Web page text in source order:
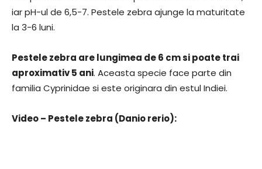
iar pH-ul de 6,5-7. Pestele zebra ajunge la maturitate
la 3-6 luni.
Pestele zebra are lungimea de 6 cm si poate trai
aproximativ 5 ani. Aceasta specie face parte din
familia Cyprinidae si este originara din estul Indiei.
Video – Pestele zebra (Danio rerio):